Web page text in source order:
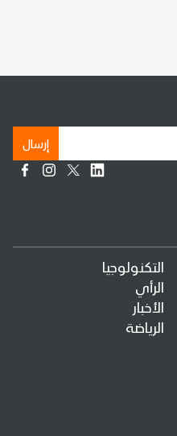
التكنولوجيا
الرأي
الأخبار
الرياضة
إرسال